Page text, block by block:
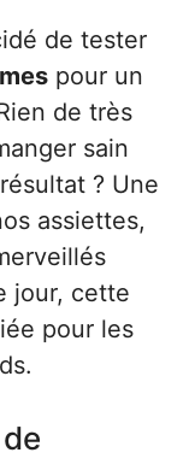
de tester
pour un
de très
sain
? Une
assiettes,
jour, cette
pour les